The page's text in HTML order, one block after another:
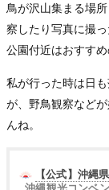
鳥が沢山集まる場
察したり写真に撮
公園付近はおすすめ
私が行った時は日
が、野鳥観察など
んね。